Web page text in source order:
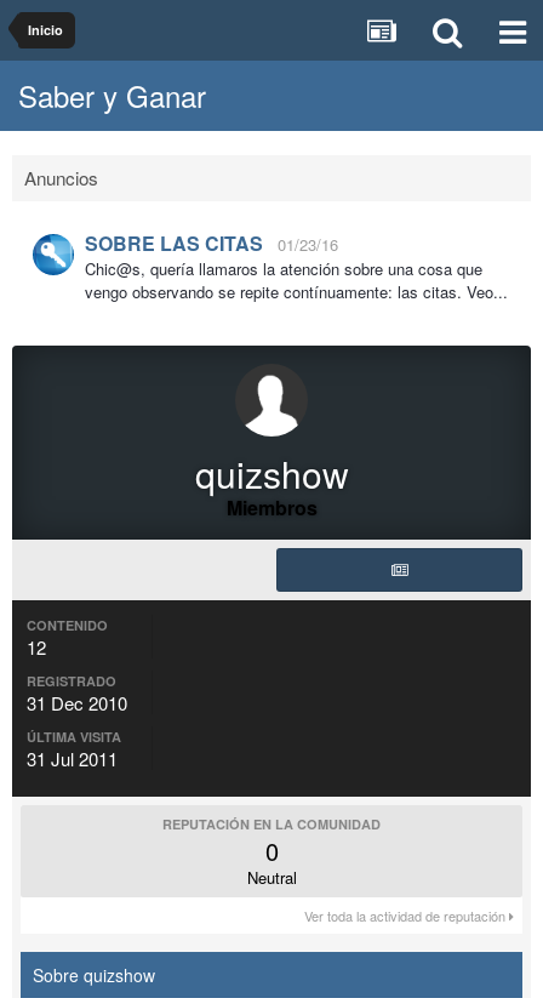
Inicio
Saber y Ganar
Anuncios
SOBRE LAS CITAS
01/23/16
Chic@s, quería llamaros la atención sobre una cosa que
vengo observando se repite contínuamente: las citas. Veo...
quizshow
Miembros
CONTENIDO
12
REGISTRADO
31 Dec 2010
ÚLTIMA VISITA
31 Jul 2011
REPUTACIÓN EN LA COMUNIDAD
0
Neutral
Ver toda la actividad de reputación
Sobre quizshow